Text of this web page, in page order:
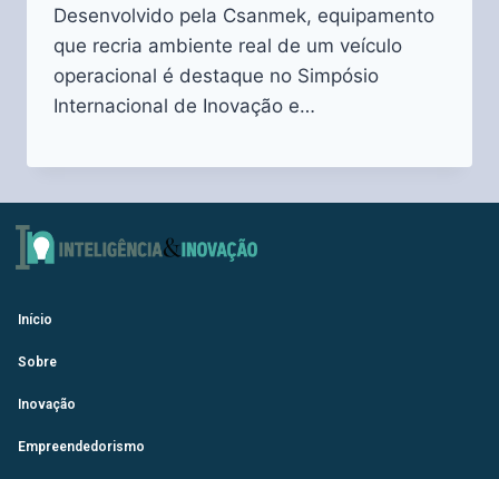
Desenvolvido pela Csanmek, equipamento
que recria ambiente real de um veículo
operacional é destaque no Simpósio
Internacional de Inovação e…
Início
Sobre
Inovação
Empreendedorismo